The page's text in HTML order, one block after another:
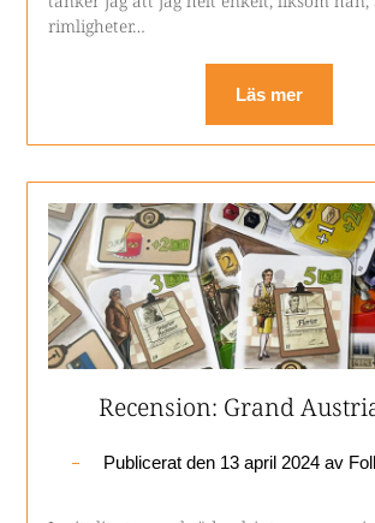
rimligheter…
Läs mer
Recension: Grand
Publicerat den 13 april 2024av